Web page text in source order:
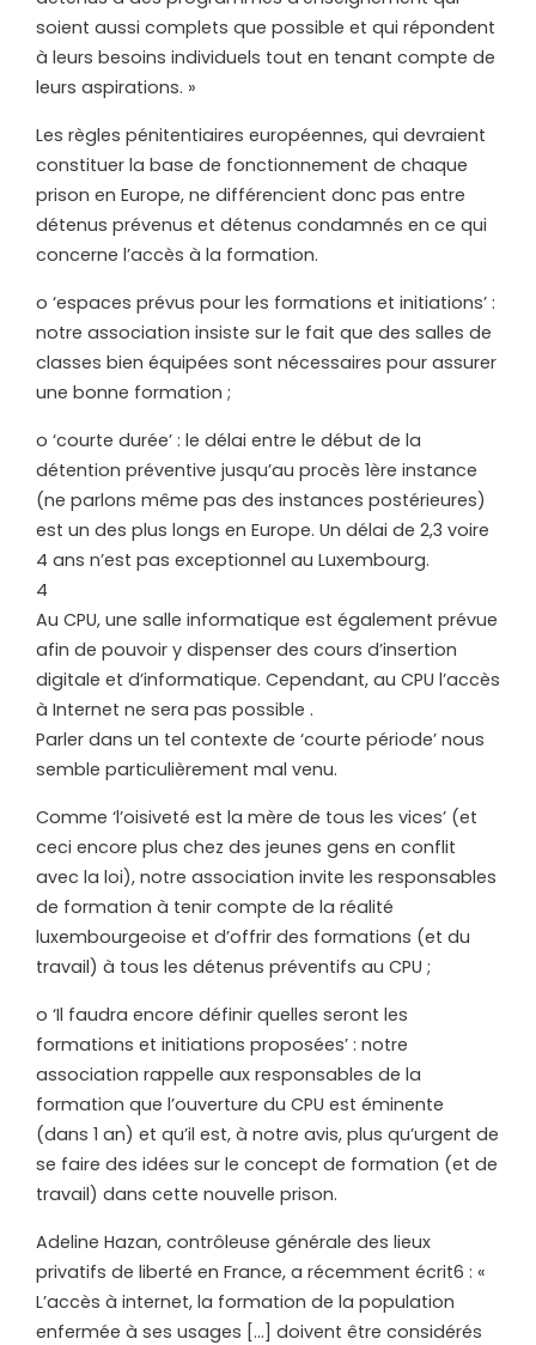
soient aussi complets que possible et qui répondent
à leurs besoins individuels tout en tenant compte de
leurs aspirations. »
Les règles pénitentiaires européennes, qui devraient
constituer la base de fonctionnement de chaque
prison en Europe, ne différencient donc pas entre
détenus prévenus et détenus condamnés en ce qui
concerne l’accès à la formation.
o ‘espaces prévus pour les formations et initiations’ :
notre association insiste sur le fait que des salles de
classes bien équipées sont nécessaires pour assurer
une bonne formation ;
o ‘courte durée’ : le délai entre le début de la
détention préventive jusqu’au procès 1ère instance
(ne parlons même pas des instances postérieures)
est un des plus longs en Europe. Un délai de 2,3 voire
4 ans n’est pas exceptionnel au Luxembourg.
4
Au CPU, une salle informatique est également prévue
afin de pouvoir y dispenser des cours d’insertion
digitale et d’informatique. Cependant, au CPU l’accès
à Internet ne sera pas possible .
Parler dans un tel contexte de ‘courte période’ nous
semble particulièrement mal venu.
Comme ‘l’oisiveté est la mère de tous les vices’ (et
ceci encore plus chez des jeunes gens en conflit
avec la loi), notre association invite les responsables
de formation à tenir compte de la réalité
luxembourgeoise et d’offrir des formations (et du
travail) à tous les détenus préventifs au CPU ;
o ‘Il faudra encore définir quelles seront les
formations et initiations proposées’ : notre
association rappelle aux responsables de la
formation que l’ouverture du CPU est éminente
(dans 1 an) et qu’il est, à notre avis, plus qu’urgent de
se faire des idées sur le concept de formation (et de
travail) dans cette nouvelle prison.
Adeline Hazan, contrôleuse générale des lieux
privatifs de liberté en France, a récemment écrit6 : «
L’accès à internet, la formation de la population
enfermée à ses usages […] doivent être considérés